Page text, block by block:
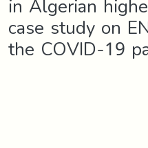
case study on
the COVID-19